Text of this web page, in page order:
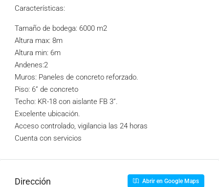
Características:
Tamaño de bodega: 6000 m2
Altura max: 8m
Altura min: 6m
Andenes:2
Muros: Paneles de concreto reforzado.
Piso: 6” de concreto
Techo: KR-18 con aislante FB 3”.
Excelente ubicación.
Acceso controlado, vigilancia las 24 horas
Cuenta con servicios
Dirección Abrir en Google Maps